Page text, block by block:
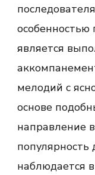
особенностью
является
мелодий с
основе
направление
наблюдается